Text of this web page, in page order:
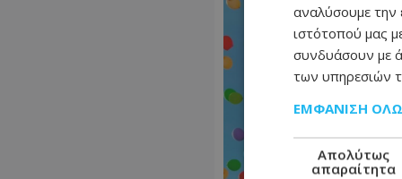
αναλύσουμε την
ιστότοπού μας
συνδυάσουν με
των υπηρεσιών
ΕΜΦΆΝΙΣΗ
Απολύτως
απαραίτητα